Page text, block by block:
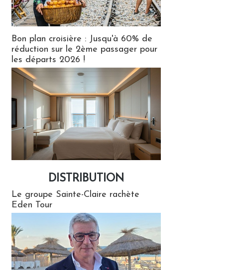
Bon plan croisière : Jusqu'à 60% de
réduction sur le 2ème passager pour
les départs 2026 !
DISTRIBUTION
Le groupe Sainte-Claire rachète
Eden Tour